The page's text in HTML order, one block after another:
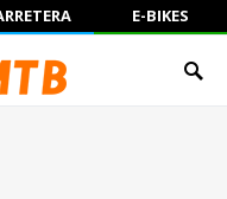
E-BIKES